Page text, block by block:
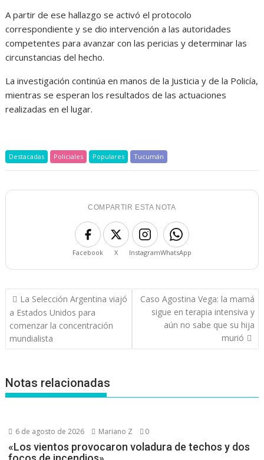
A partir de ese hallazgo se activó el protocolo
correspondiente y se dio intervención a las autoridades
competentes para avanzar con las pericias y determinar las
circunstancias del hecho.
La investigación continúa en manos de la Justicia y de la Policía,
mientras se esperan los resultados de las actuaciones
realizadas en el lugar.
Destacadas Policiales Populares Tucumán
COMPARTIR ESTA NOTA
Facebook X InstagramWhatsApp
Navegación
de
entradas
La Selección Argentina viajó
a Estados Unidos para
comenzar la concentración
mundialista
Caso Agostina Vega: la mamá
sigue en terapia intensiva y
aún no sabe que su hija
murió
Notas relacionadas
6 de agosto de 2026 Mariano Z 0
«Los vientos provocaron voladura de techos y dos